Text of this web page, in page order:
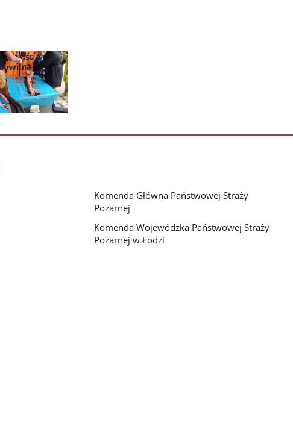
Komenda Główna Państwowej Straży
Pożarnej
Komenda Wojewódzka Państwowej Straży
Pożarnej w Łodzi